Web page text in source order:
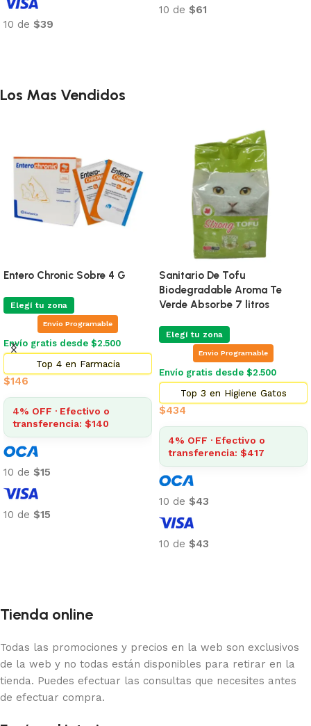
10 de $39
10 de $61
Los Mas Vendidos
Entero Chronic Sobre 4 G
Elegí tu zona
Envio Programable
Envío gratis desde $2.500
Top 4 en Farmacia
$146
4% OFF · Efectivo o
transferencia: $140
10 de $15
10 de $15
Sanitario De Tofu
Biodegradable Aroma Te
Verde Absorbe 7 litros
Elegí tu zona
Envio Programable
Envío gratis desde $2.500
Top 3 en Higiene Gatos
$434
4% OFF · Efectivo o
transferencia: $417
10 de $43
10 de $43
Tienda online
Todas las promociones y precios en la web son exclusivos
de la web y no todas están disponibles para retirar en la
tienda. Puedes efectuar las consultas que necesites antes
de efectuar compra.